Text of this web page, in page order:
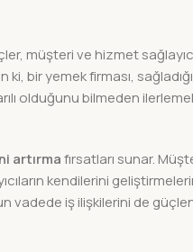
müşteri ve hizmet
bir yemek firması,
olduğunu bilmeden
artırmafırsatları sunar.
kendilerini
vadede iş ilişkilerini de